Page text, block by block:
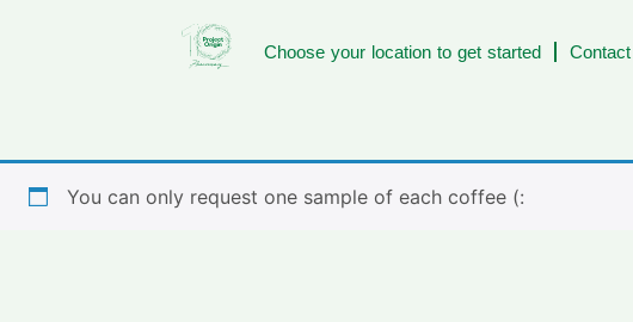
Choose your location to get started
You can only request one sample of each coffee (: